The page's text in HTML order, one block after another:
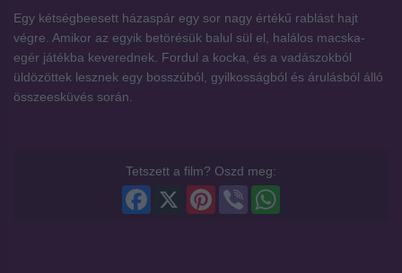
Egy kétségbeesett házaspár egy sor nagy értékű rablást hajt
végre. Amikor az egyik betörésük balul sül el, halálos macska-
egér játékba keverednek. Fordul a kocka, és a vadászokból
üldözöttek lesznek egy bosszúból, gyilkosságból és árulásból álló
összeesküvés során.
Tetszett a film? Oszd meg:
Viber
Pinterest
Facebook